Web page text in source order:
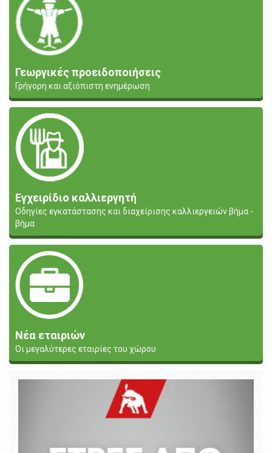
Γεωργικές προειδοποιήσεις
Γρήγορη και αξιόπιστη ενημέρωση
Εγχειρίδιο καλλιεργητή
Οδηγίες εγκατάστασης και διαχείρισης καλλιεργειών βήμα -
βήμα
Νέα εταιριών
Οι μεγαλύτερες εταιρίες του χώρου